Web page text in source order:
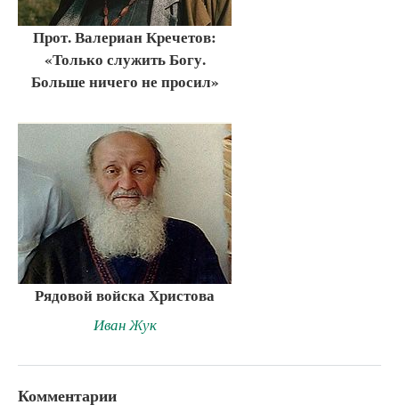
Прот. Валериан Кречетов:
«Только служить Богу.
Больше ничего не просил»
Рядовой войска Христова
Иван Жук
Комментарии